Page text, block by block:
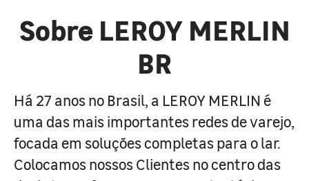
Sobre LEROY MERLIN
BR
Há 27 anos no Brasil, a LEROY MERLIN é
uma das mais importantes redes de varejo,
focada em soluções completas para o lar.
Colocamos nossos Clientes no centro das